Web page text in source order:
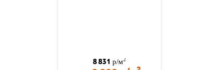
8 831 р/м2